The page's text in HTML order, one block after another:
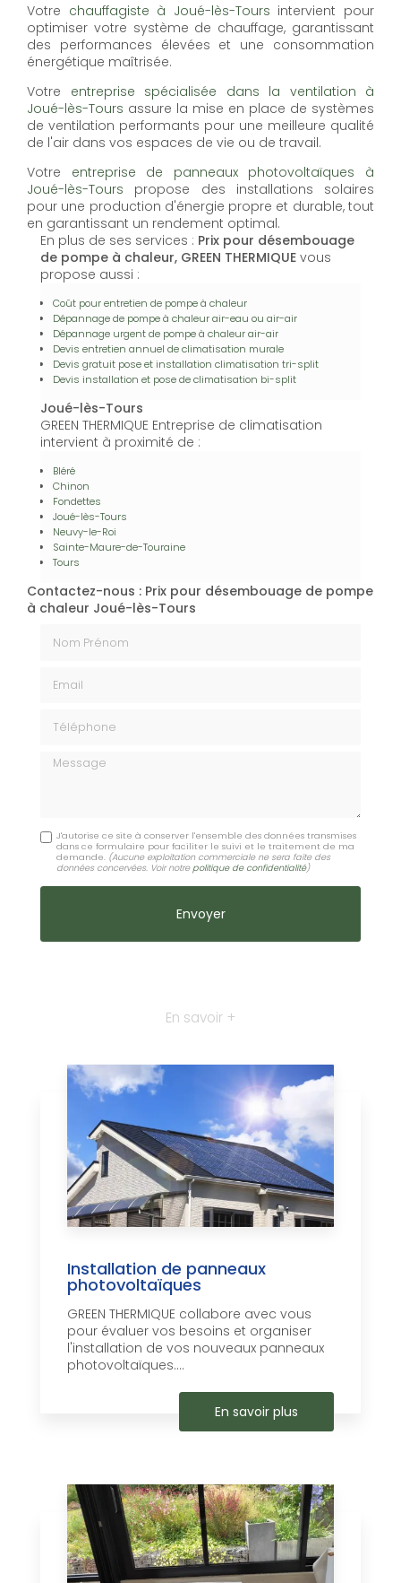
Votre chauffagiste à Joué-lès-Tours intervient pour
optimiser votre système de chauffage, garantissant
des performances élevées et une consommation
énergétique maîtrisée.
Votre entreprise spécialisée dans la ventilation à
Joué-lès-Tours assure la mise en place de systèmes
de ventilation performants pour une meilleure qualité
de l'air dans vos espaces de vie ou de travail.
Votre entreprise de panneaux photovoltaïques à
Joué-lès-Tours propose des installations solaires
pour une production d'énergie propre et durable, tout
en garantissant un rendement optimal.
En plus de ses services : Prix pour désembouage
de pompe à chaleur, GREEN THERMIQUE vous
propose aussi :
Coût pour entretien de pompe à chaleur
Dépannage de pompe à chaleur air-eau ou air-air
Dépannage urgent de pompe à chaleur air-air
Devis entretien annuel de climatisation murale
Devis gratuit pose et installation climatisation tri-split
Devis installation et pose de climatisation bi-split
Joué-lès-Tours
GREEN THERMIQUE Entreprise de climatisation
intervient à proximité de :
Bléré
Chinon
Fondettes
Joué-lès-Tours
Neuvy-le-Roi
Sainte-Maure-de-Touraine
Tours
Contactez-nous : Prix pour désembouage de pompe
à chaleur Joué-lès-Tours
Message
J'autorise ce site à conserver l'ensemble des données transmises
dans ce formulaire pour faciliter le suivi et le traitement de ma
demande. (Aucune exploitation commerciale ne sera faite des
données concervées. Voir notre politique de confidentialité)
En savoir +
Installation de panneaux
photovoltaïques
GREEN THERMIQUE collabore avec vous
pour évaluer vos besoins et organiser
l'installation de vos nouveaux panneaux
photovoltaïques....
En savoir plus